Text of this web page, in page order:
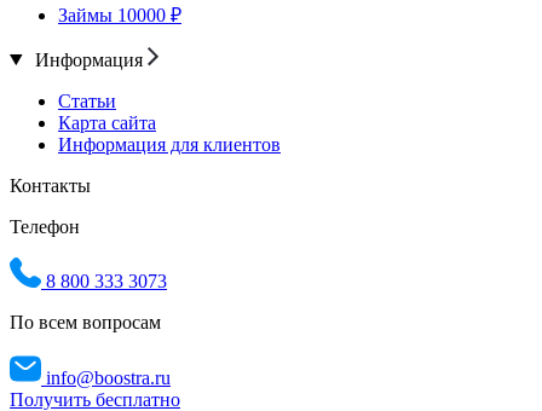
Займы 10000 ₽
Информация
Статьи
Карта сайта
Информация для клиентов
Контакты
Телефон
8 800 333 3073
По всем вопросам
info@boostra.ru
Получить бесплатно